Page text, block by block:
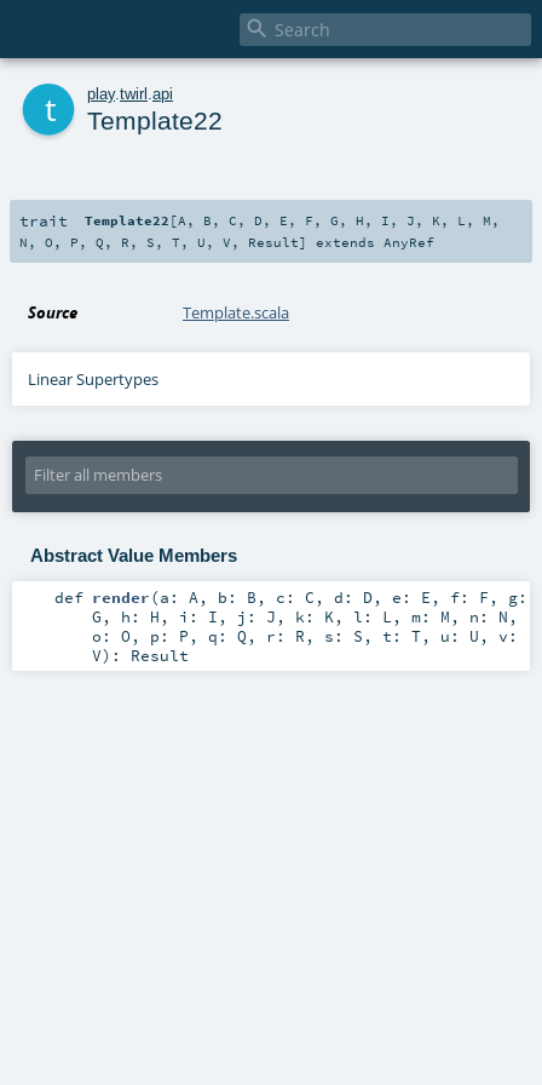

play. twirl api
Template22
trait Template22 [A , B ,C , D , E , F ,G , H , I , J , K , L , M ,
N , O , P , Q , R , S , T, U , V , Result] extends AnyRef
Source Template.scala
Linear Supertypes
Abstract Value Members
def render(a: A, b: B , c: C , d: D, e: E , f: F , g:
G , h: H , i: I , j: J , k: K, l: L , m: M , n: N ,
o: O, p: P , q: Q , r: R , s: S , t: T, u: U , v:
V) : Result